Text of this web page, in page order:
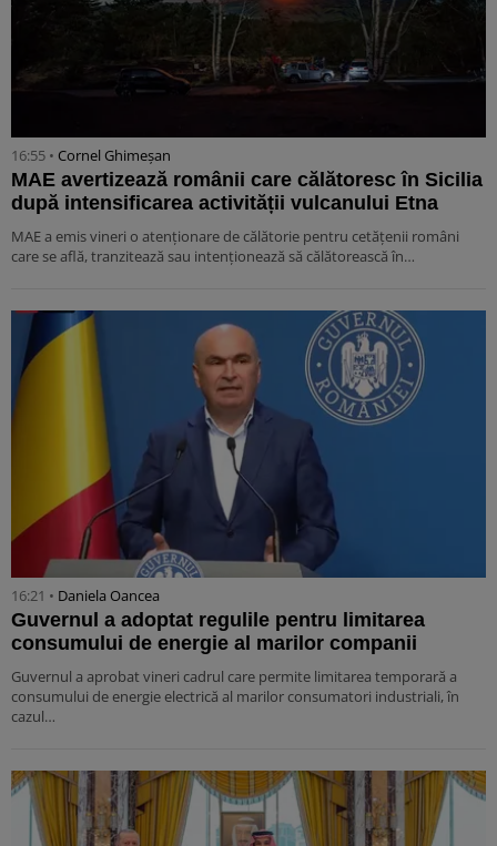
16:55 • Cornel Ghimeșan
MAE avertizează românii care călătoresc în Sicilia
după intensificarea activității vulcanului Etna
MAE a emis vineri o atenționare de călătorie pentru cetățenii români
care se află, tranzitează sau intenționează să călătorească în…
16:21 • Daniela Oancea
Guvernul a adoptat regulile pentru limitarea
consumului de energie al marilor companii
Guvernul a aprobat vineri cadrul care permite limitarea temporară a
consumului de energie electrică al marilor consumatori industriali, în
cazul…